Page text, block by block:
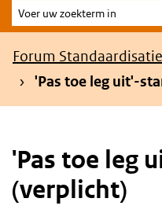
Voer
uw
zoekterm
Kruimelpad
Forum Standaardisatie
'Pas toe leg uit'-
'Pas toe leg
(verplicht)